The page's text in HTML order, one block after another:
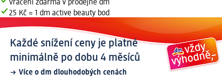
Vrácení zdarma v prodejně dm
25 Kč = 1 dm active beauty bod
Každé snížení ceny je platné
minimálně po dobu 4 měsíců
Více o dm dlouhodobých cenách